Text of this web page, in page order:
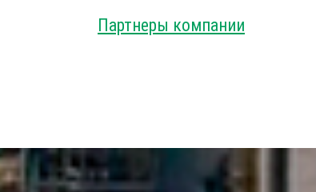
Партнеры компании